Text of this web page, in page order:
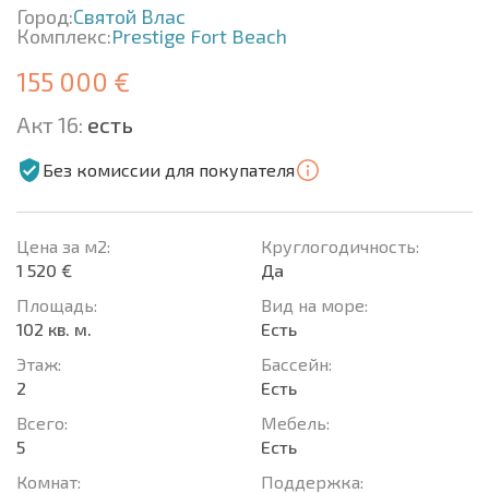
Город:Святой Влас
Комплекс:Prestige Fort Beach
155 000 €
Акт 16: есть
Без комиссии для покупателя
Цена за м2:
1 520 €
Площадь:
102 кв. м.
Этаж:
2
Всего:
5
Комнат:
Круглогодичность:
Да
Вид на море:
Есть
Басcейн:
Есть
Мебель:
Есть
Поддержка: